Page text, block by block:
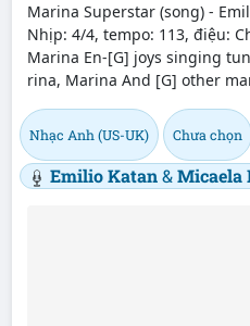
Marina Superstar (song) -
Nhịp: 4/4, tempo: 113, điệu:
Marina En-[G] joys singing
rina, Marina And [G] other
Nhạc Anh (US-UK) Chưa chọn
Emilio Katan&Micaela